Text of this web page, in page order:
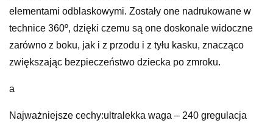
elementami odblaskowymi. Zostały one nadrukowane w
technice 360º, dzięki czemu są one doskonale widoczne
zarówno z boku, jak i z przodu i z tyłu kasku, znacząco
zwiększając bezpieczeństwo dziecka po zmroku.
a
Najważniejsze cechy:ultralekka waga – 240 gregulacja